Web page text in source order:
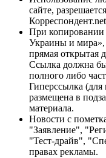
сайте,
При копировании
Украины и мира»,
прямая открытая
Ссылка должна
полного либо
Гиперссылка
размещена в
материала.
Новости с
"Заявление",
"Тест-драйв",
правах рекламы.